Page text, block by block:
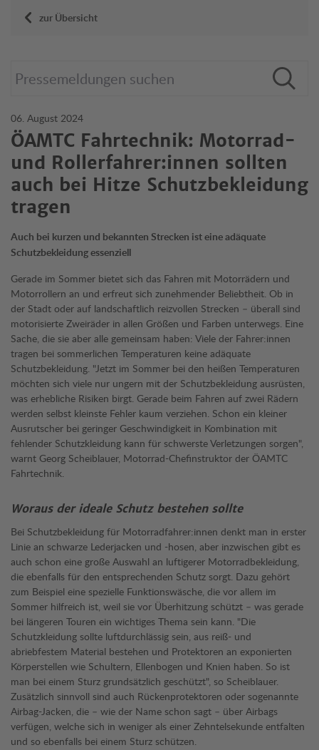
zur Übersicht
06. August 2024
ÖAMTC Fahrtechnik: Motorrad-
und Rollerfahrer:innen sollten
auch bei Hitze Schutzbekleidung
tragen
Auch bei kurzen und bekannten Strecken ist eine adäquate
Schutzbekleidung essenziell
Gerade im Sommer bietet sich das Fahren mit Motorrädern und
Motorrollern an und erfreut sich zunehmender Beliebtheit. Ob in
der Stadt oder auf landschaftlich reizvollen Strecken – überall sind
motorisierte Zweiräder in allen Größen und Farben unterwegs. Eine
Sache, die sie aber alle gemeinsam haben: Viele der Fahrer:innen
tragen bei sommerlichen Temperaturen keine adäquate
Schutzbekleidung. "Jetzt im Sommer bei den heißen Temperaturen
möchten sich viele nur ungern mit der Schutzbekleidung ausrüsten,
was erhebliche Risiken birgt. Gerade beim Fahren auf zwei Rädern
werden selbst kleinste Fehler kaum verziehen. Schon ein kleiner
Ausrutscher bei geringer Geschwindigkeit in Kombination mit
fehlender Schutzkleidung kann für schwerste Verletzungen sorgen",
warnt Georg Scheiblauer, Motorrad-Chefinstruktor der ÖAMTC
Fahrtechnik.
Woraus der ideale Schutz bestehen sollte
Bei Schutzbekleidung für Motorradfahrer:innen denkt man in erster
Linie an schwarze Lederjacken und -hosen, aber inzwischen gibt es
auch schon eine große Auswahl an luftigerer Motorradbekleidung,
die ebenfalls für den entsprechenden Schutz sorgt. Dazu gehört
zum Beispiel eine spezielle Funktionswäsche, die vor allem im
Sommer hilfreich ist, weil sie vor Überhitzung schützt – was gerade
bei längeren Touren ein wichtiges Thema sein kann. "Die
Schutzkleidung sollte luftdurchlässig sein, aus reiß- und
abriebfestem Material bestehen und Protektoren an exponierten
Körperstellen wie Schultern, Ellenbogen und Knien haben. So ist
man bei einem Sturz grundsätzlich geschützt", so Scheiblauer.
Zusätzlich sinnvoll sind auch Rückenprotektoren oder sogenannte
Airbag-Jacken, die – wie der Name schon sagt – über Airbags
verfügen, welche sich in weniger als einer Zehntelsekunde entfalten
und so ebenfalls bei einem Sturz schützen.